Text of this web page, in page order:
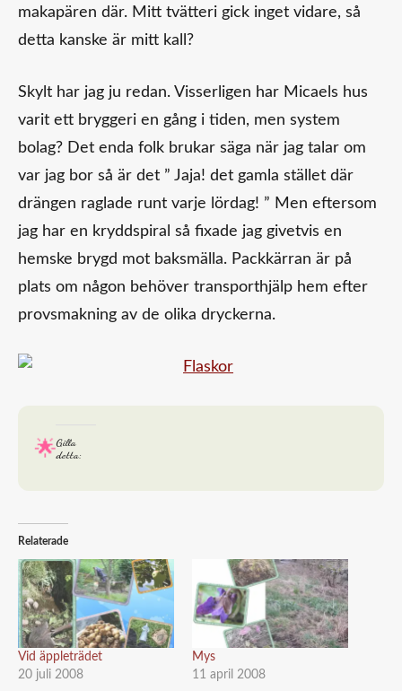
makapären där. Mitt tvätteri gick inget vidare, så
detta kanske är mitt kall?
Skylt har jag ju redan. Visserligen har Micaels hus
varit ett bryggeri en gång i tiden, men system
bolag? Det enda folk brukar säga när jag talar om
var jag bor så är det ” Jaja! det gamla stället där
drängen raglade runt varje lördag! ” Men eftersom
jag har en kryddspiral så fixade jag givetvis en
hemske brygd mot baksmälla. Packkärran är på
plats om någon behöver transporthjälp hem efter
provsmakning av de olika dryckerna.
Gilla
detta:
Relaterade
Vid äppleträdet
20 juli 2008
Mys
11 april 2008